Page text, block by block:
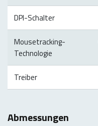
DPI-Schalter
Mousetracking-
Technologie
Treiber
Abmessungen